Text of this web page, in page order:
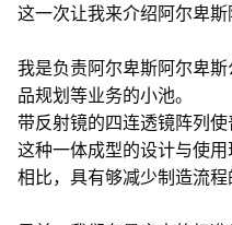
这一次让我来介绍阿尔卑斯
我是负责阿尔卑斯阿尔卑
品规划等业务的小池。
带反射镜的四连透镜阵列
这种一体成型的设计与使
相比，具有够减少制造流程